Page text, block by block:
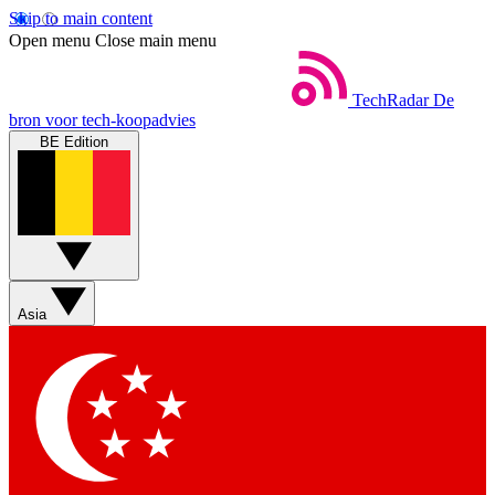
Skip to main content
Open menu Close main menu
TechRadar De
bron voor tech-koopadvies
BE Edition
Asia